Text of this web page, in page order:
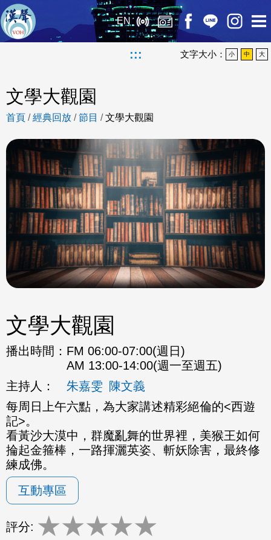
EN
::: 文字大小： 小 中 大
文學大觀園
首頁 /經典回放 /節目 /文學大觀園
文學大觀園
播出時間： FM 06:00-07:00(週日)
AM 13:00-14:00(週一至週五)
主持人：
朱嘉雯 陳文義
每周日上午六點，為大家講述精彩絕倫的<西遊
記>。
看黃沙大漠中，群魔亂舞的世界裡，美猴王如何
掄起金箍棒，一路揮灑英姿、斬妖除害，最終修
練成佛。
互動專區
評分: ★★★★★